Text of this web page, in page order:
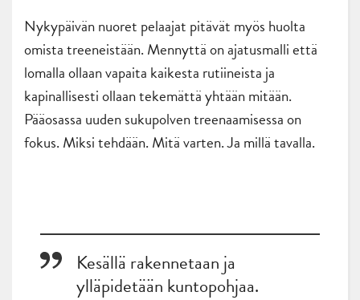
Nykypäivän nuoret pelaajat pitävät myös huolta
omista treeneistään. Mennyttä on ajatusmalli että
lomalla ollaan vapaita kaikesta rutiineista ja
kapinallisesti ollaan tekemättä yhtään mitään.
Pääosassa uuden sukupolven treenaamisessa on
fokus. Miksi tehdään. Mitä varten. Ja millä tavalla.
Kesällä rakennetaan ja
ylläpidetään kuntopohjaa.